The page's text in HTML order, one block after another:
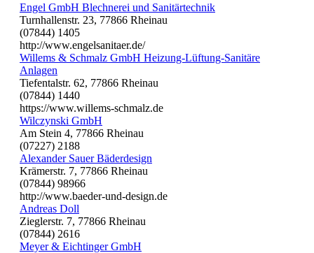
Engel GmbH Blechnerei und Sanitärtechnik
Turnhallenstr. 23, 77866 Rheinau
(07844) 1405
http://www.engelsanitaer.de/
Willems & Schmalz GmbH Heizung-Lüftung-Sanitäre
Anlagen
Tiefentalstr. 62, 77866 Rheinau
(07844) 1440
https://www.willems-schmalz.de
Wilczynski GmbH
Am Stein 4, 77866 Rheinau
(07227) 2188
Alexander Sauer Bäderdesign
Krämerstr. 7, 77866 Rheinau
(07844) 98966
http://www.baeder-und-design.de
Andreas Doll
Zieglerstr. 7, 77866 Rheinau
(07844) 2616
Meyer & Eichtinger GmbH